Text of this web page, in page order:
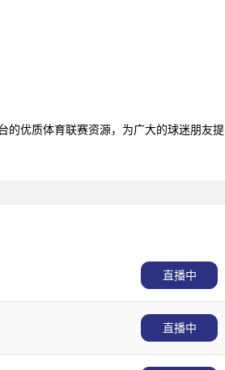
的优质体育联赛资源，为广大的球迷朋友提
直播中
直播中